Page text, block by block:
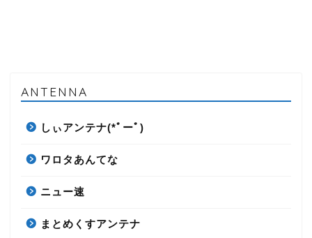
ANTENNA
しぃアンテナ(*ﾟーﾟ)
ワロタあんてな
ニュー速
まとめくすアンテナ